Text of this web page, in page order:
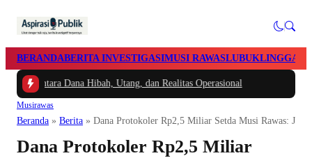
BERANDABERITA INVESTIGASIMUSI RAWASLUBUKLINGGAU
Dana Hibah, Utang, dan Realitas Operasional
Musirawas
Beranda » Berita » Dana Protokoler Rp2,5 Miliar Setda Musi Rawas:
Dana Protokoler Rp2,5 Miliar